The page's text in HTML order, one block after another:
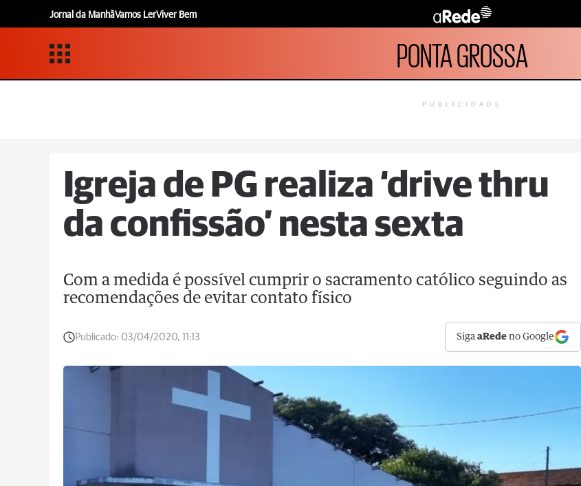
Jornal da ManhãVamos LerViver Bem
PONTA GROSSA
PUBLICIDADE
Igreja de PG realiza ‘drive thru
da confissão’ nesta sexta
Com a medida é possível cumprir o sacramento católico seguindo as
recomendações de evitar contato físico
Publicado: 03/04/2020, 11:13 SigaaRede no Google